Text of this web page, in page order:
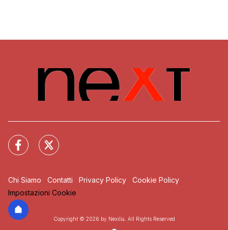
Chi Siamo Contatti Privacy Policy
Cookie Policy
Impostazioni Cookie
Copyright © 2026 by Nexilia. All Rights Reserved